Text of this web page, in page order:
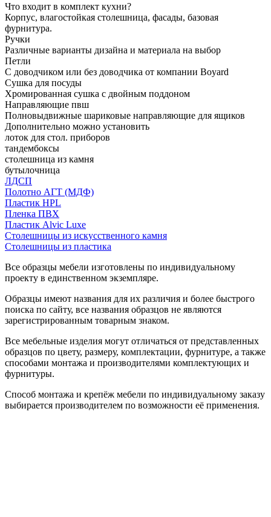
Что входит в комплект кухни?
Корпус, влагостойкая столешница, фасады, базовая
фурнитура.
Ручки
Различные варианты дизайна и материала на выбор
Петли
С доводчиком или без доводчика от компании Boyard
Сушка для посуды
Хромированная сушка с двойным поддоном
Направляющие пвш
Полновыдвижные шариковые направляющие для ящиков
Дополнительно можно установить
лоток для стол. приборов
тандембоксы
столешница из камня
бутылочница
ЛДСП
Полотно АГТ (МДФ)
Пластик HPL
Пленка ПВХ
Пластик Alvic Luxe
Столешницы из искусственного камня
Столешницы из пластика
Все образцы мебели изготовлены по индивидуальному
проекту в единственном экземпляре.
Образцы имеют названия для их различия и более быстрого
поиска по сайту, все названия образцов не являются
зарегистрированным товарным знаком.
Все мебельные изделия могут отличаться от представленных
образцов по цвету, размеру, комплектации, фурнитуре, а также
способами монтажа и производителями комплектующих и
фурнитуры.
Способ монтажа и крепёж мебели по индивидуальному заказу
выбирается производителем по возможности её применения.